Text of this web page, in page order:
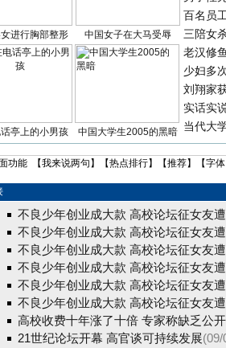
进行胸部整形 中国女子在大马受辱
亭上的小男孩 中国大学生2005的黑暗
百名员
三陪女
老汉修
少妇多
刘翔家
实话实
当代大
功能 【我来说两句 】【热点排行】【推荐】【字
不良少年创业成大款 高校论坛征女友
不良少年创业成大款 高校论坛征女友
不良少年创业成大款 高校论坛征女友
不良少年创业成大款 高校论坛征女友
不良少年创业成大款 高校论坛征女友
不良少年创业成大款 高校论坛征女友
高校收费十年涨了十倍 专家称缺乏公
21世纪论坛开幕 高官谈可持续发展(09/